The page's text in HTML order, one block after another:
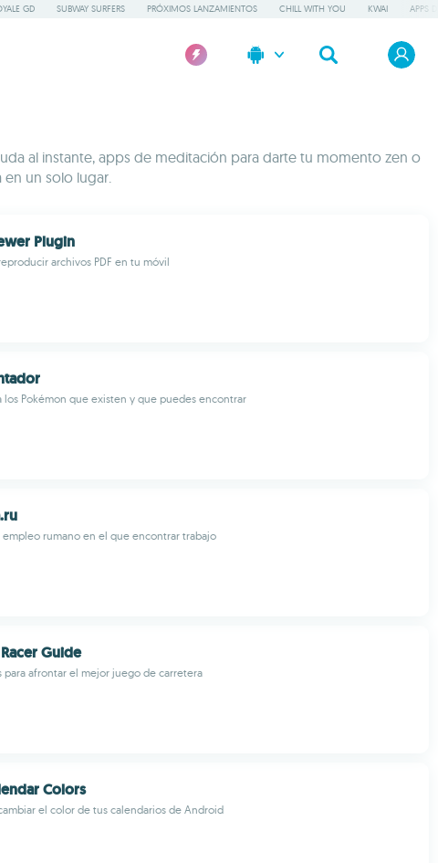
GD SUBWAY SURFERS PRÓXIMOS LANZAMIENTOS CHILL WITH YOU KWAI APPS
al instante, apps de meditación para darte tu momento zen o
en un solo lugar.
Plugin
archivos PDF en tu móvil
los Pokémon que existen y que puedes encontrar
empleo rumano en el que encontrar trabajo
Guide
para afrontar el mejor juego de carretera
Colors
el color de tus calendarios de Android